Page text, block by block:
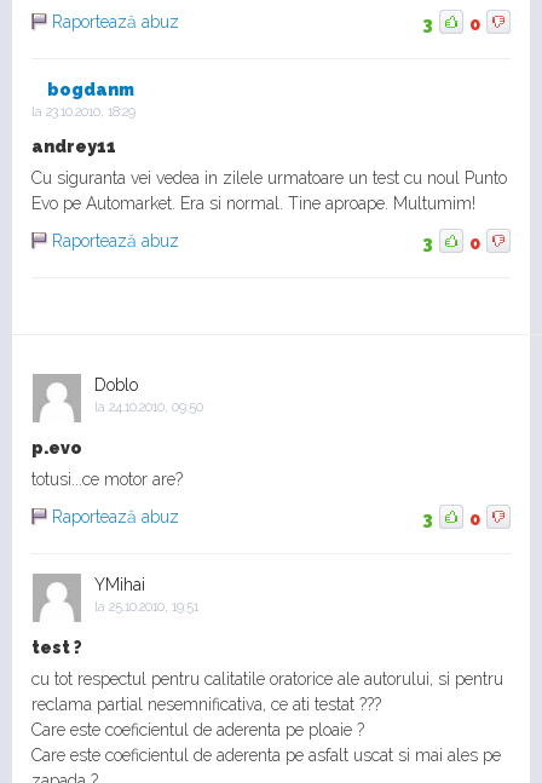
Raportează abuz 3 0
bogdanm
la 23.10.2010, 18:29
andrey11
Cu siguranta vei vedea in zilele urmatoare un test cu noul Punto
Evo pe Automarket. Era si normal. Tine aproape. Multumim!
Raportează abuz
3 0
Doblo
la 24.10.2010, 09:50
p.evo
totusi...ce motor are?
Raportează abuz
3 0
YMihai
la 25.10.2010, 19:51
test ?
cu tot respectul pentru calitatile oratorice ale autorului, si pentru
reclama partial nesemnificativa, ce ati testat ???
Care este coeficientul de aderenta pe ploaie ?
Care este coeficientul de aderenta pe asfalt uscat si mai ales pe